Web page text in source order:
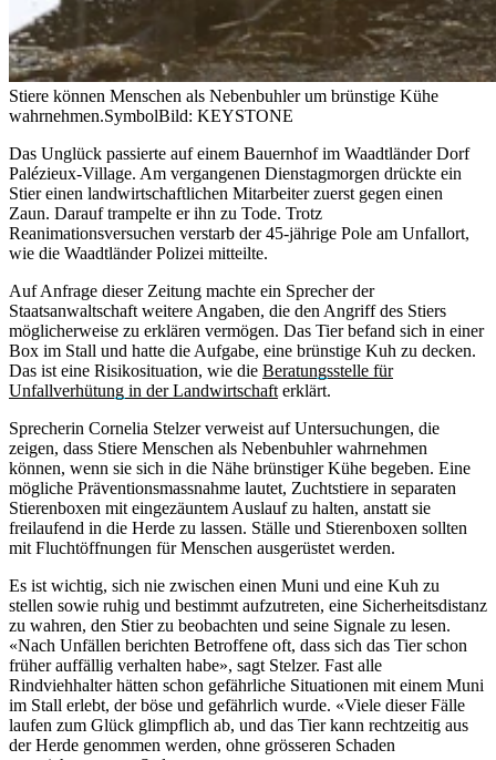
Stiere können Menschen als Nebenbuhler um brünstige Kühe
wahrnehmen.SymbolBild: KEYSTONE
Das Unglück passierte auf einem Bauernhof im Waadtländer Dorf
Palézieux-Village. Am vergangenen Dienstagmorgen drückte ein
Stier einen landwirtschaftlichen Mitarbeiter zuerst gegen einen
Zaun. Darauf trampelte er ihn zu Tode. Trotz
Reanimationsversuchen verstarb der 45-jährige Pole am Unfallort,
wie die Waadtländer Polizei mitteilte.
Auf Anfrage dieser Zeitung machte ein Sprecher der
Staatsanwaltschaft weitere Angaben, die den Angriff des Stiers
möglicherweise zu erklären vermögen. Das Tier befand sich in einer
Box im Stall und hatte die Aufgabe, eine brünstige Kuh zu decken.
Das ist eine Risikosituation, wie die Beratungsstelle für
Unfallverhütung in der Landwirtschaft erklärt.
Sprecherin Cornelia Stelzer verweist auf Untersuchungen, die
zeigen, dass Stiere Menschen als Nebenbuhler wahrnehmen
können, wenn sie sich in die Nähe brünstiger Kühe begeben. Eine
mögliche Präventionsmassnahme lautet, Zuchtstiere in separaten
Stierenboxen mit eingezäuntem Auslauf zu halten, anstatt sie
freilaufend in die Herde zu lassen. Ställe und Stierenboxen sollten
mit Fluchtöffnungen für Menschen ausgerüstet werden.
Es ist wichtig, sich nie zwischen einen Muni und eine Kuh zu
stellen sowie ruhig und bestimmt aufzutreten, eine Sicherheitsdistanz
zu wahren, den Stier zu beobachten und seine Signale zu lesen.
«Nach Unfällen berichten Betroffene oft, dass sich das Tier schon
früher auffällig verhalten habe», sagt Stelzer. Fast alle
Rindviehhalter hätten schon gefährliche Situationen mit einem Muni
im Stall erlebt, der böse und gefährlich wurde. «Viele dieser Fälle
laufen zum Glück glimpflich ab, und das Tier kann rechtzeitig aus
der Herde genommen werden, ohne grösseren Schaden